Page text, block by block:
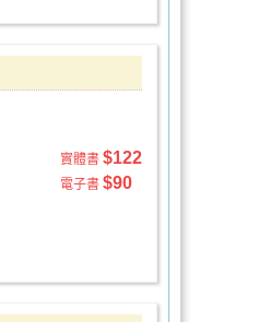
實體書 $122
電子書 $90